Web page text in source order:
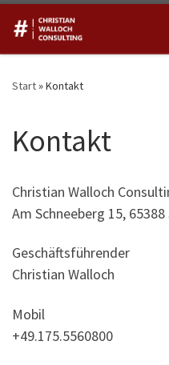
Zum Inhalt springen
Start»Kontakt
Kontakt
Christian Walloch
Am Schneeberg 15,
Geschäftsführender
Christian Walloch
Mobil
+49.175.5560800